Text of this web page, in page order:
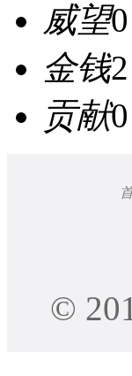
威望0
金钱2
贡献0
©